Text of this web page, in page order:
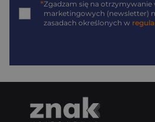
*Zgadzam się na otrzymywanie
marketingowych (newsletter)
zasadach określonych w